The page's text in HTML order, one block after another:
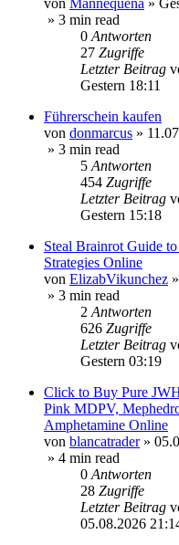
» 3 min read
0 Antworten
27 Zugriffe
Letzter Beitrag
Gestern 18:11
Führerschein kaufen
von donmarcus »
» 3 min read
5 Antworten
454 Zugriffe
Letzter Beitrag
Gestern 15:18
Steal Brainrot Guide
Strategies Online
von ElizabVikunchez »
» 3 min read
2 Antworten
626 Zugriffe
Letzter Beitrag
Gestern 03:19
Click to Buy Pure
Pink MDPV,
Amphetamine Online
von blancatrader»
» 4 min read
0 Antworten
28 Zugriffe
Letzter Beitrag
05.08.2026